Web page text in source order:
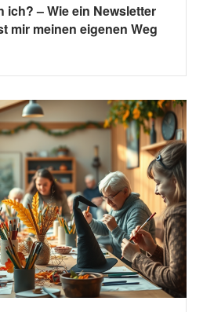
ich? – Wie ein Newsletter
mir meinen eigenen Weg